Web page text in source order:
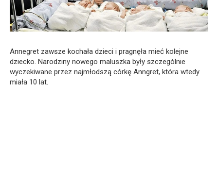
Annegret zawsze kochała dzieci i pragnęła mieć kolejne
dziecko. Narodziny nowego maluszka były szczególnie
wyczekiwane przez najmłodszą córkę Anngret, która wtedy
miała 10 lat.